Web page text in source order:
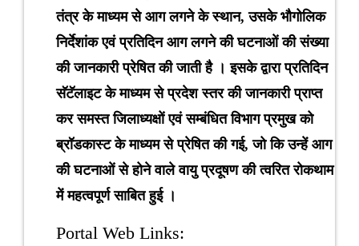
of Realtime Monitoring
Asked Questions
& Workshops
Information
Contact
तंत्र के माध्यम से आग लगने के स्थान, उसके भौगोलिक
निर्देशांक एवं प्रतिदिन आग लगने की घटनाओं की संख्या
की जानकारी प्रेषित की जाती है । इसके द्वारा प्रतिदिन
सॅटॅलाइट के माध्यम से प्रदेश स्तर की जानकारी प्राप्त
कर समस्त जिलाध्यक्षों एवं सम्बंधित विभाग प्रमुख को
ब्रॉडकास्ट के माध्यम से प्रेषित की गई, जो कि उन्हें आग
की घटनाओं से होने वाले वायु प्रदूषण की त्वरित रोकथाम
में महत्वपूर्ण साबित हुई ।
Portal Web Links: